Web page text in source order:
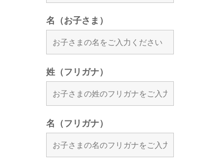
名（お子さま）
姓（フリガナ）
名（フリガナ）